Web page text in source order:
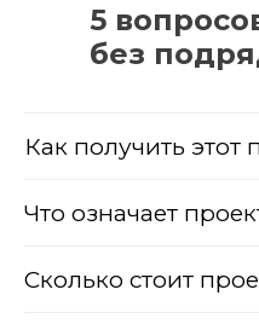
5
без
Как получить этот
Что означает
Сколько стоит